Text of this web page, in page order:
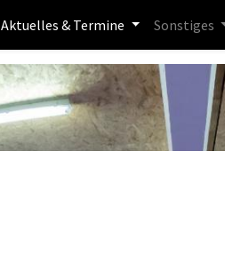
Aktuelles & Termine Sonstiges